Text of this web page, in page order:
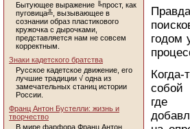
Бытующее выражение ╚прост, как
пуговица╩, вызывающее в
сознании образ пластикового
кружочка с дырочками,
представляется нам не совсем
корректным.
Знаки кадетского братства
Русское кадетское движение, его
лучшие традиции √ одна из
замечательных станиц истории
России.
Франц Антон Бустелли: жизнь и
творчество
В мире фарфора Франц Антон
годом
собой
где